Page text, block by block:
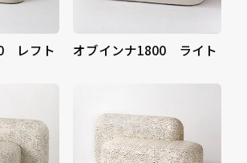
レフト オブインナ1800 ライト